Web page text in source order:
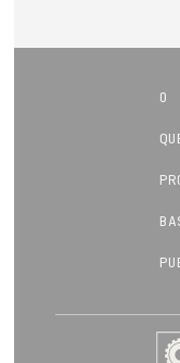
o